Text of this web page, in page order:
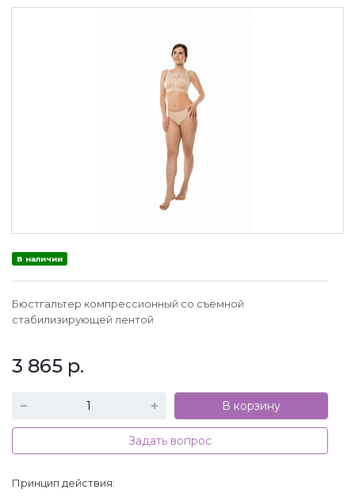
В наличии
Бюстгальтер компрессионный со съёмной
стабилизирующей лентой
3 865 р.
В корзину
Задать вопрос
Принцип действия: